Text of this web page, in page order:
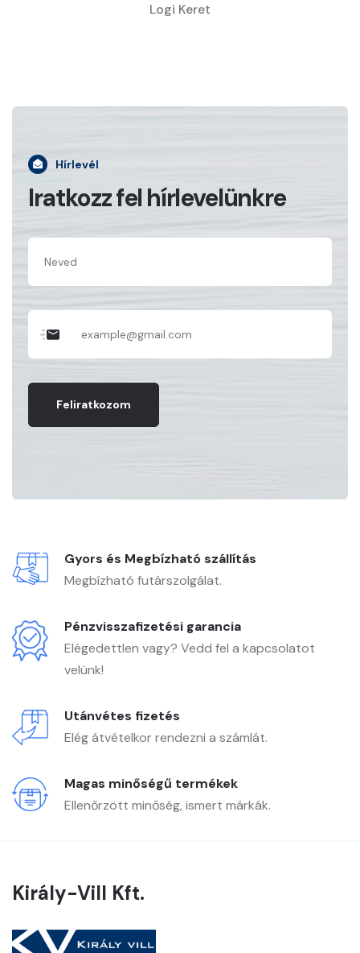
Logi Keret
Hírlevél
Iratkozz fel hírlevelünkre
Feliratkozom
Gyors és Megbízható szállítás
Megbízható futárszolgálat.
Pénzvisszafizetési garancia
Elégedettlen vagy? Vedd fel a kapcsolatot
velünk!
Utánvétes fizetés
Elég átvételkor rendezni a számlát.
Magas minőségű termékek
Ellenőrzött minőség, ismert márkák.
Király-Vill Kft.